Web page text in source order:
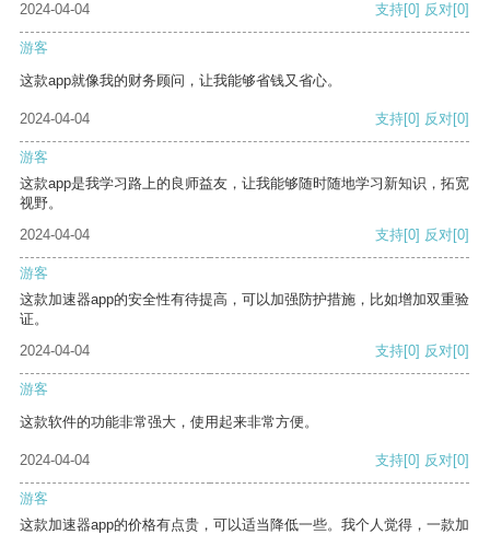
2024-04-04 支持[0] 反对[0]
游客
这款app就像我的财务顾问，让我能够省钱又省心。
2024-04-04 支持[0] 反对[0]
游客
这款app是我学习路上的良师益友，让我能够随时随地学习新知识，拓宽
视野。
2024-04-04
支持[0] 反对[0]
游客
这款加速器app的安全性有待提高，可以加强防护措施，比如增加双重验
证。
2024-04-04
支持[0] 反对[0]
游客
这款软件的功能非常强大，使用起来非常方便。
2024-04-04 支持[0] 反对[0]
游客
这款加速器app的价格有点贵，可以适当降低一些。我个人觉得，一款加